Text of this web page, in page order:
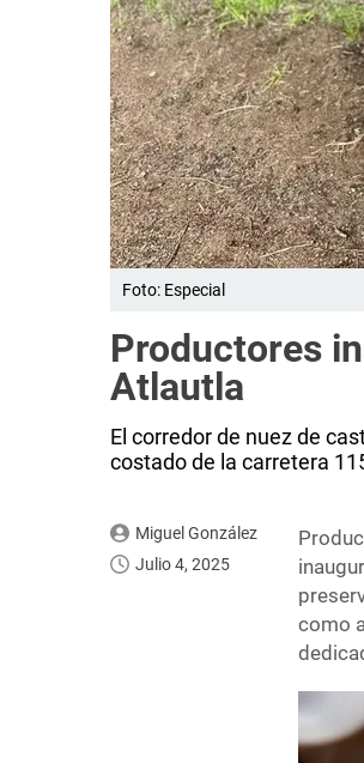
Foto: Especial
Productores
Atlautla
El corredor de nuez de
costado de la carretera
Miguel González
Julio 4, 2025
como